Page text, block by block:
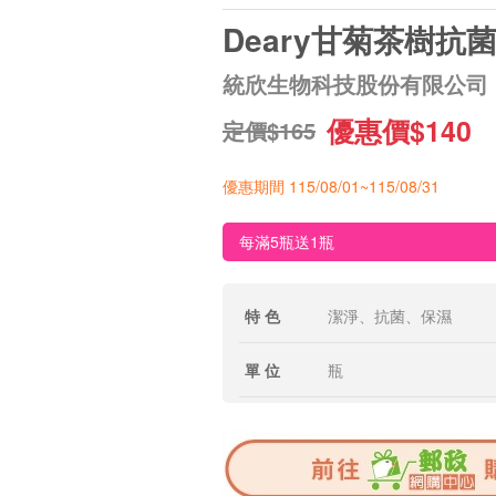
Deary甘菊茶樹抗
統欣生物科技股份有限公司
定價$165 優惠價$140
優惠期間 115/08/01~115/08/31
每滿5瓶送1瓶
特 色 潔淨、抗菌、保濕
單 位 瓶